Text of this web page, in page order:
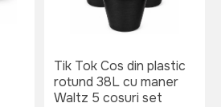
Tik Tok Cos din plastic
rotund 38L cu maner
Waltz 5 cosuri set